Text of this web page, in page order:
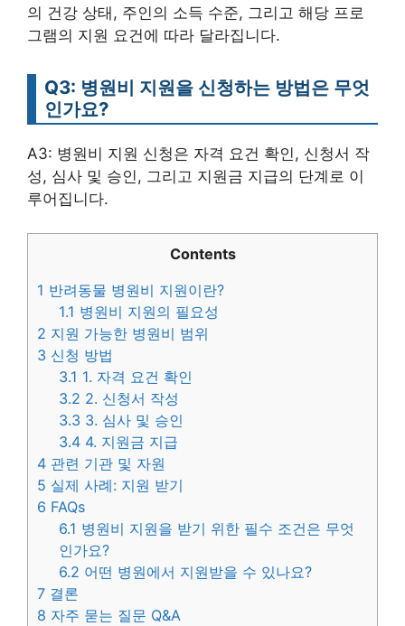
의 건강 상태, 주인의 소득 수준, 그리고 해당 프로
그램의 지원 요건에 따라 달라집니다.
Q3: 병원비 지원을 신청하는 방법은 무엇
인가요?
A3: 병원비 지원 신청은 자격 요건 확인, 신청서 작
성, 심사 및 승인, 그리고 지원금 지급의 단계로 이
루어집니다.
Contents
1 반려동물 병원비 지원이란?
1.1 병원비 지원의 필요성
2 지원 가능한 병원비 범위
3 신청 방법
3.1 1. 자격 요건 확인
3.2 2. 신청서 작성
3.3 3. 심사 및 승인
3.4 4. 지원금 지급
4 관련 기관 및 자원
5 실제 사례: 지원 받기
6 FAQs
6.1 병원비 지원을 받기 위한 필수 조건은 무엇
인가요?
6.2 어떤 병원에서 지원받을 수 있나요?
7 결론
8 자주 묻는 질문 Q&A